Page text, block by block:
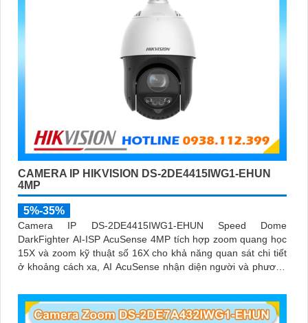
CAMERA IP HIKVISION DS-2DE4415IWG1-EHUN
4MP
5%-35%
Camera IP DS-2DE4415IWG1-EHUN Speed Dome
DarkFighter AI-ISP AcuSense 4MP tích hợp zoom quang học
15X và zoom kỹ thuật số 16X cho khả năng quan sát chi tiết
ở khoảng cách xa, AI AcuSense nhận diện người và phương